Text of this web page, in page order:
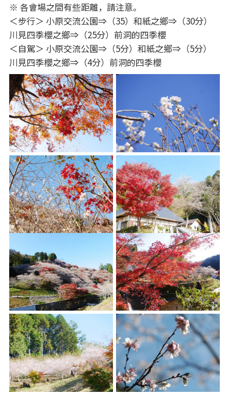
※ 各會場之間有些距離，請注意。
＜步行＞ 小原交流公園⇒（35）和紙之鄉⇒（30分）
川見四季櫻之鄉⇒（25分）前洞的四季櫻
＜自駕＞ 小原交流公園⇒（5分）和紙之鄉⇒（5分）
川見四季櫻之鄉⇒（4分）前洞的四季櫻